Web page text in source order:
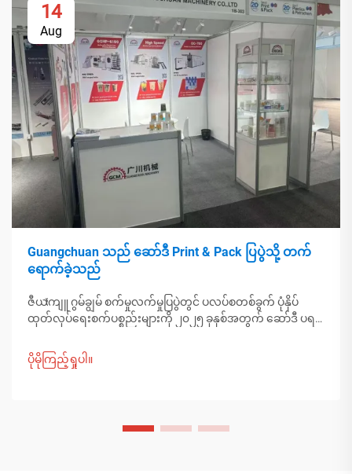
14
Aug
Guangchuan သည် ဆော်ဒီ Print & Pack ပြပွဲသို့ တက်
ရောက်ခဲ့သည်
ဇီယাংကျူ ဂွမ်ချွမ် စက်မှုလက်မှုပြပွဲတွင် ပလပ်စတစ်ခွက် ပုံနှိပ်
ထုတ်လုပ်ရေးစက်ပစ္စည်းများကို ၂၀၂၅ ခုနှစ်အတွက် ဆော်ဒီ ပရင့်
ချိတ်ဆက်ပါ။ တရုတ်နိုင်ငံ၏ စွာမြူနိုင်သော ထုတ်လုပ်မှုက ကမ္
ဘာ့ထုပ်ပိုးမှု ပုံစံများကို မည်ကဲ့သို့ပုံဖော်နေသည်ကို ရှာဖွေတွေ့ရှိ
ပိုမိုကြည့်ရှုပါ။